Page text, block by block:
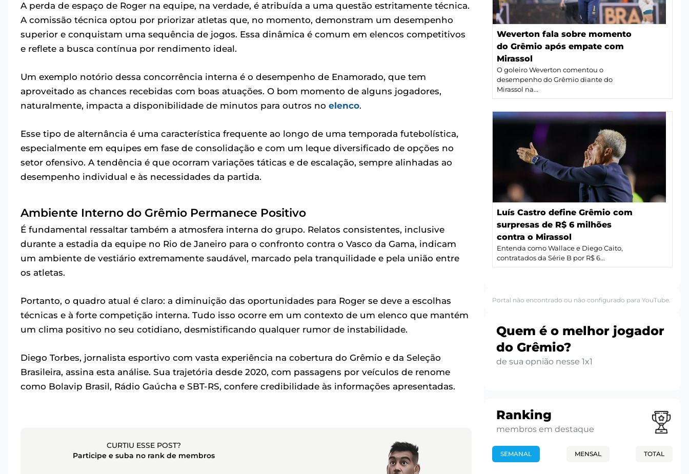
A perda de espaço de Roger na equipe, na verdade, é atribuída a uma questão estritamente técnica.
A comissão técnica optou por priorizar atletas que, no momento, demonstram um desempenho
superior e conquistam uma sequência de jogos. Essa dinâmica é comum em elencos competitivos
e reflete a busca contínua por rendimento ideal.
Um exemplo notório dessa concorrência interna é o desempenho de Enamorado, que tem
aproveitado as chances recebidas com boas atuações. O bom momento de alguns jogadores,
naturalmente, impacta a disponibilidade de minutos para outros no elenco.
Esse tipo de alternância é uma característica frequente ao longo de uma temporada futebolística,
especialmente em equipes em fase de consolidação e com um leque diversificado de opções no
setor ofensivo. A tendência é que ocorram variações táticas e de escalação, sempre alinhadas ao
desempenho individual e às necessidades da partida.
Ambiente Interno do Grêmio Permanece Positivo
É fundamental ressaltar também a atmosfera interna do grupo. Relatos consistentes, inclusive
durante a estadia da equipe no Rio de Janeiro para o confronto contra o Vasco da Gama, indicam
um ambiente de vestiário extremamente saudável, marcado pela tranquilidade e pela união entre
os atletas.
Portanto, o quadro atual é claro: a diminuição das oportunidades para Roger se deve a escolhas
técnicas e à forte competição interna. Tudo isso ocorre em um contexto de um elenco que mantém
um clima positivo no seu cotidiano, desmistificando qualquer rumor de instabilidade.
Diego Torbes, jornalista esportivo com vasta experiência na cobertura do Grêmio e da Seleção
Brasileira, assina esta análise. Sua trajetória desde 2020, com passagens por veículos de renome
como Bolavip Brasil, Rádio Gaúcha e SBT-RS, confere credibilidade às informações apresentadas.
CURTIU ESSE POST?
Participe e suba no rank de membros
Weverton fala sobre momento
do Grêmio após empate com
Mirassol
O goleiro Weverton comentou o
desempenho do Grêmio diante do
Mirassol na...
Luís Castro define Grêmio com
surpresas de R$ 6 milhões
contra o Mirassol
Entenda como Wallace e Diego Caito,
contratados da Série B por R$ 6...
Portal não encontrado ou não configurado para YouTube.
Quem é o melhor jogador
do Grêmio?
de sua opnião nesse 1x1
Ranking
membros em destaque
SEMANAL MENSAL TOTAL